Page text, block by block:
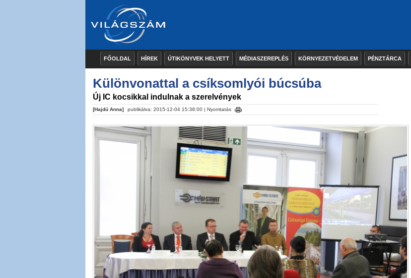
FŐOLDAL HÍREK ÚTIKÖNYVEK HELYETT MÉDIASZEREPLÉS KÖRNYEZETVÉDELEM PÉNZTÁRCA
Különvonattal a csíksomlyói búcsúba
Új IC kocsikkal indulnak a szerelvények
[Hajdú Anna] publikálva: 2015-12-04 15:38:00 | Nyomtatás